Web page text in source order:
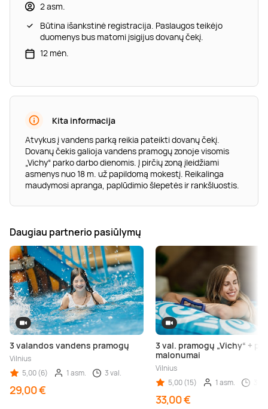
2 asm.
Būtina išankstinė registracija. Paslaugos teikėjo
duomenys bus matomi įsigijus dovanų čekį.
12 mėn.
Kita informacija
Atvykus į vandens parką reikia pateikti dovanų čekį.
Dovanų čekis galioja vandens pramogų zonoje visomis
„Vichy“ parko darbo dienomis. Į pirčių zoną įleidžiami
asmenys nuo 18 m. už papildomą mokestį. Reikalinga
maudymosi apranga, paplūdimio šlepetės ir rankšluostis.
Daugiau partnerio pasiūlymų
3 valandos vandens pramogų
Vilnius
5,00 (6)
1 asm. 3 val.
29,00 €
3 val. pramogų „Vichy“ +
malonumai
Vilnius
5,00 (15)
1 asm.
33,00 €